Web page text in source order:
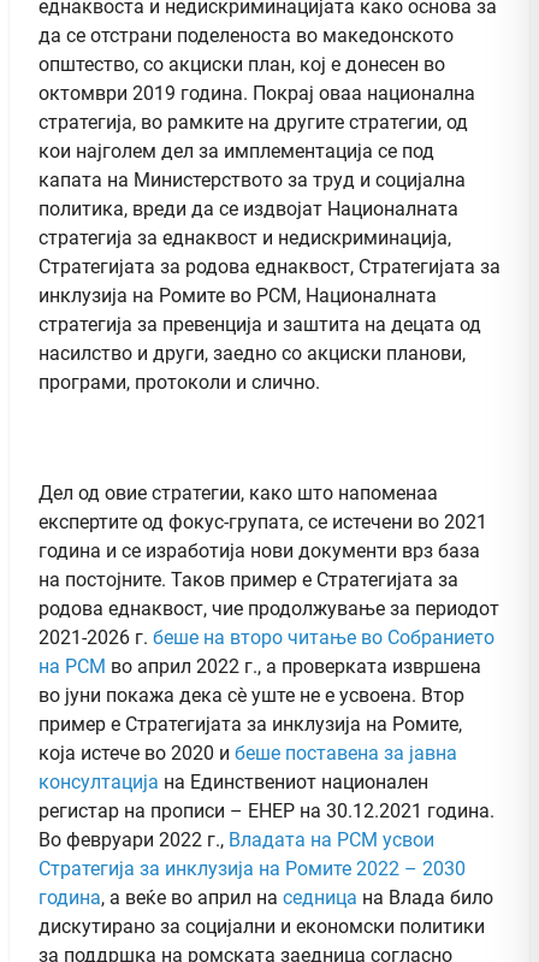
еднаквоста и недискриминацијата како основa за
да се отстрани поделеноста во македонското
општество, со акциски план, кој е донесен во
октомври 2019 година. Покрај оваа национална
стратегија, во рамките на другите стратегии, од
кои најголем дел за имплементација се под
капата на Министерството за труд и социјална
политика, вреди да се издвојат Националната
стратегија за еднаквост и недискриминација,
Стратегијата за родова еднаквост, Стратегијата за
инклузија на Ромите во РСМ, Националната
стратегија за превенција и заштита на децата од
насилство и други, заедно со акциски планови,
програми, протоколи и слично.
Дел од овие стратегии, како што напоменаа
експертите од фокус-групата, се истечени во 2021
година и се изработија нови документи врз база
на постојните. Таков пример е Стратегијата за
родова еднаквост, чие продолжување за периодот
2021-2026 г. беше на второ читање во Собранието
на РСМ во април 2022 г., а проверката извршена
во јуни покажа дека сѐ уште не е усвоена. Втор
пример е Стратегијата за инклузија на Ромите,
која истече во 2020 и беше поставена за јавна
консултација на Единствениот национален
регистар на прописи – ЕНЕР на 30.12.2021 година.
Во февруари 2022 г., Владата на РСМ усвои
Стратегија за инклузија на Ромите 2022 – 2030
година, а веќе во април на седница на Влада било
дискутирано за социјални и економски политики
за поддршка на ромската заедница согласно